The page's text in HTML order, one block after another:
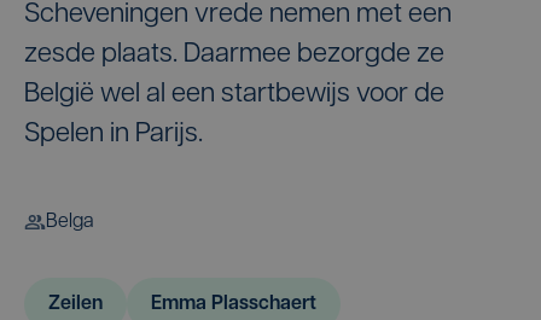
Scheveningen vrede nemen met een
zesde plaats. Daarmee bezorgde ze
België wel al een startbewijs voor de
Spelen in Parijs.
Belga
Zeilen Emma Plasschaert